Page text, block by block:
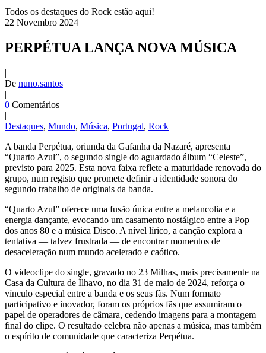
Todos os destaques do Rock estão aqui!
22 Novembro 2024
PERPÉTUA LANÇA NOVA MÚSICA
|
De nuno.santos
|
0 Comentários
|
Destaques, Mundo, Música, Portugal, Rock
A banda Perpétua, oriunda da Gafanha da Nazaré, apresenta
“Quarto Azul”, o segundo single do aguardado álbum “Celeste”,
previsto para 2025. Esta nova faixa reflete a maturidade renovada do
grupo, num registo que promete definir a identidade sonora do
segundo trabalho de originais da banda.
“Quarto Azul” oferece uma fusão única entre a melancolia e a
energia dançante, evocando um casamento nostálgico entre a Pop
dos anos 80 e a música Disco. A nível lírico, a canção explora a
tentativa — talvez frustrada — de encontrar momentos de
desaceleração num mundo acelerado e caótico.
O videoclipe do single, gravado no 23 Milhas, mais precisamente na
Casa da Cultura de Ílhavo, no dia 31 de maio de 2024, reforça o
vínculo especial entre a banda e os seus fãs. Num formato
participativo e inovador, foram os próprios fãs que assumiram o
papel de operadores de câmara, cedendo imagens para a montagem
final do clipe. O resultado celebra não apenas a música, mas também
o espírito de comunidade que caracteriza Perpétua.